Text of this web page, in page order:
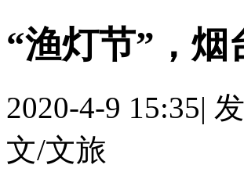
“渔灯节”，
2020-4-9 15:35|
文/文旅